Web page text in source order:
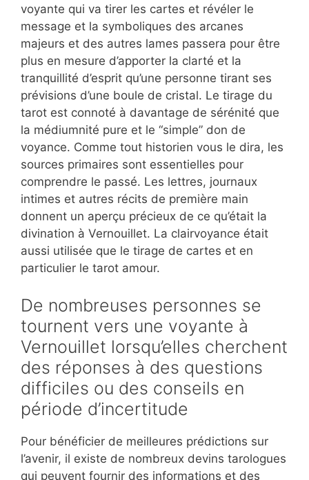
voyante qui va tirer les cartes et révéler le
message et la symboliques des arcanes
majeurs et des autres lames passera pour être
plus en mesure d’apporter la clarté et la
tranquillité d’esprit qu’une personne tirant ses
prévisions d’une boule de cristal. Le tirage du
tarot est connoté à davantage de sérénité que
la médiumnité pure et le “simple” don de
voyance. Comme tout historien vous le dira, les
sources primaires sont essentielles pour
comprendre le passé. Les lettres, journaux
intimes et autres récits de première main
donnent un aperçu précieux de ce qu’était la
divination à Vernouillet. La clairvoyance était
aussi utilisée que le tirage de cartes et en
particulier le tarot amour.
De nombreuses personnes se
tournent vers une voyante à
Vernouillet lorsqu’elles cherchent
des réponses à des questions
difficiles ou des conseils en
période d’incertitude
Pour bénéficier de meilleures prédictions sur
l’avenir, il existe de nombreux devins tarologues
qui peuvent fournir des informations et des